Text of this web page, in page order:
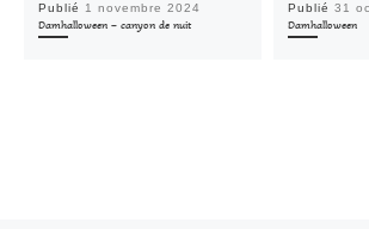
Publié 1 novembre 2024
Damhalloween – canyon de nuit
Publié 31
Damhalloween